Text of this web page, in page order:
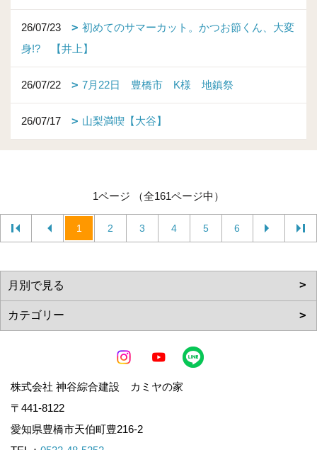
26/07/23
初めてのサマーカット。かつお節くん、大変
身!? 【井上】
26/07/22 7月22日 豊橋市 K様 地鎮祭
26/07/17 山梨満喫【大谷】
1ページ （全161ページ中）
1 2 3 4 5 6
株式会社 神谷綜合建設 カミヤの家
〒441-8122
愛知県豊橋市天伯町豊216-2